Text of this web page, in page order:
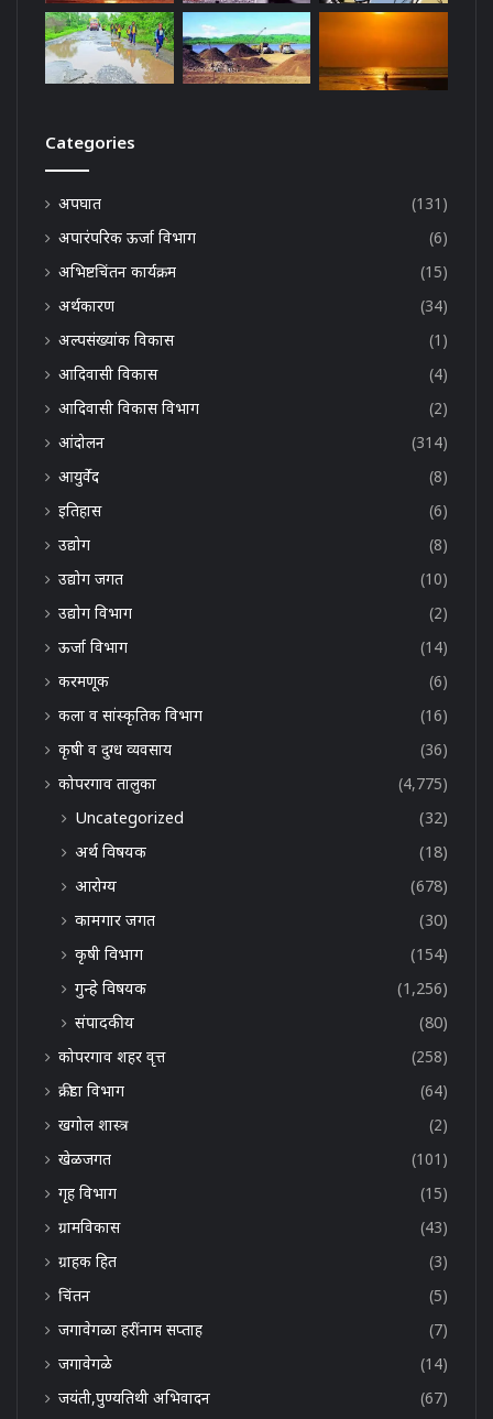
Categories
अपघात
(131)
अपारंपरिक ऊर्जा विभाग
(6)
अभिष्टचिंतन कार्यक्रम
(15)
अर्थकारण
(34)
अल्पसंख्यांक विकास
(1)
आदिवासी विकास
(4)
आदिवासी विकास विभाग
(2)
आंदोलन
(314)
आयुर्वेद
(8)
इतिहास
(6)
उद्योग
(8)
उद्योग जगत
(10)
उद्योग विभाग
(2)
ऊर्जा विभाग
(14)
करमणूक
(6)
कला व सांस्कृतिक विभाग
(16)
कृषी व दुग्ध व्यवसाय
(36)
कोपरगाव तालुका
(4,775)
Uncategorized
(32)
अर्थ विषयक
(18)
आरोग्य
(678)
कामगार जगत
(30)
कृषी विभाग
(154)
गुन्हे विषयक
(1,256)
संपादकीय
(80)
कोपरगाव शहर वृत्त
(258)
क्रीडा विभाग
(64)
खगोल शास्त्र
(2)
खेळजगत
(101)
गृह विभाग
(15)
ग्रामविकास
(43)
ग्राहक हित
(3)
चिंतन
(5)
जगावेगळा हरींनाम सप्ताह
(7)
जगावेगळे
(14)
जयंती,पुण्यतिथी अभिवादन
(67)